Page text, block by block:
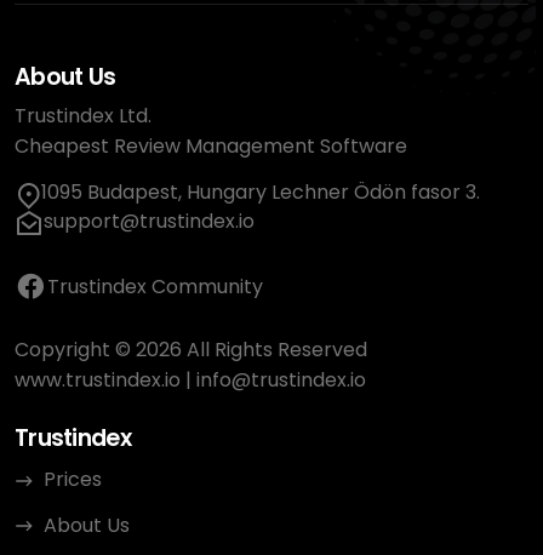
About Us
Trustindex Ltd.
Cheapest Review Management Software
1095 Budapest, Hungary Lechner Ödön fasor 3.
support@trustindex.io
Trustindex Community
Copyright © 2026 All Rights Reserved
www.trustindex.io | info@trustindex.io
Trustindex
Prices
About Us